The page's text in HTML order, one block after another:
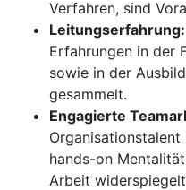
Verfahren, sind
Leitungserfahrung:
Erfahrungen in der
sowie in der
gesammelt.
Engagierte
hands-on
Arbeit